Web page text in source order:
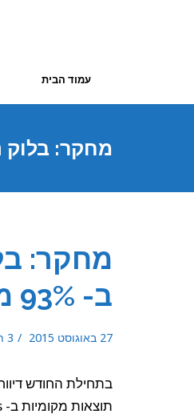
עמוד הבית
ב- 93% מהמקרים במקום הראשון
27 באוגוסט 2015 3 תגובות
בתחילת החודש
תוצאות מקומיות ב- Google Maps ל – 3 תוצאות מקומיות בלבד.